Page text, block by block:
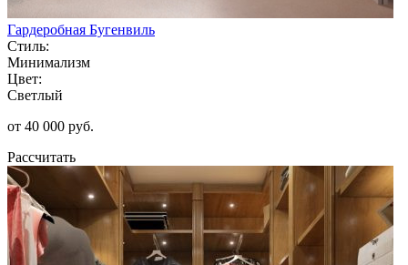
Гардеробная Бугенвиль
Стиль:
Минимализм
Цвет:
Светлый
от 40 000 руб.
Рассчитать